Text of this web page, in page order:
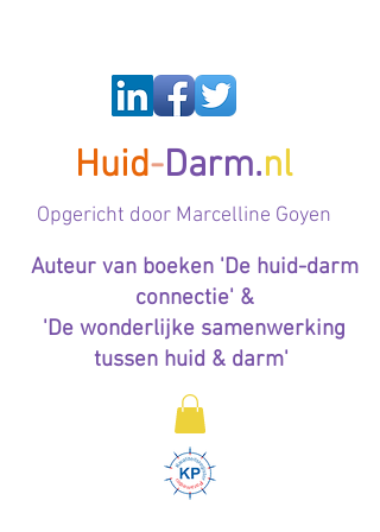
Auteur van boeken 'De huid-darm
connectie' &
'De wonderlijke samenwerking
tussen huid & darm'
Huid-Darm.nl
Opgericht door Marcelline Goyen